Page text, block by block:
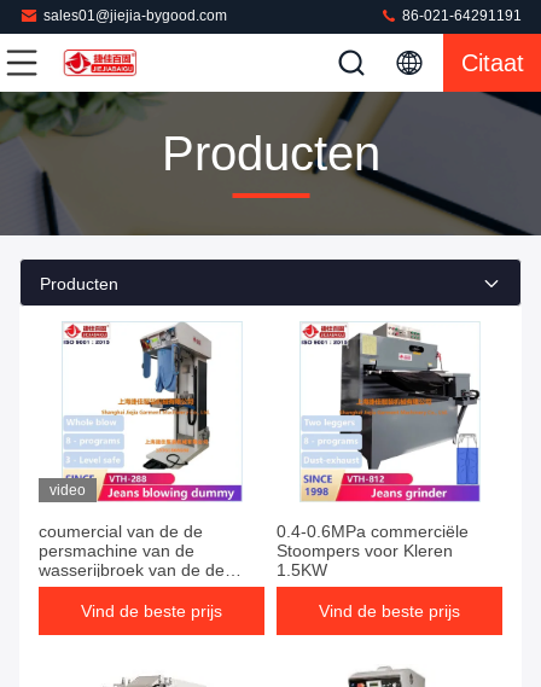
sales01@jiejia-bygood.com 86-021-64291191
Citaat
Producten
Producten
video
coumercial van de de
persmachine van de
wasserijbroek van de de
persstoom Verticale van het
Vind de beste prijs
0.4-0.6MPa commerciële
Stoompers voor Kleren
1.5KW
Vind de beste prijs